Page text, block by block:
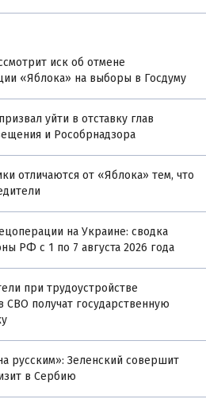
иск об отмене
«Яблока» на выборы в Госдуму
уйти в отставку глав
и Рособрнадзора
отличаются от «Яблока» тем, что
на Украине: сводка
РФ с 1 по 7 августа 2026 года
при трудоустройстве
СВО получат государственную
русским»: Зеленский совершит
в Сербию